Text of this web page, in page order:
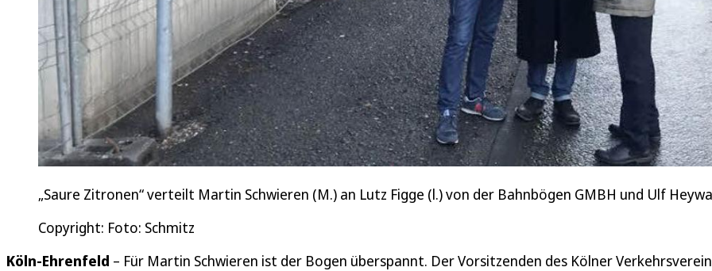
„Saure Zitronen“ verteilt Martin Schwieren (M.) an Lutz Figge (l.) von der Bahnbögen GMBH und Ulf
Copyright: Foto: Schmitz
Köln-Ehrenfeld – Für Martin Schwieren ist der Bogen überspannt. Der Vorsitzenden des Kölner